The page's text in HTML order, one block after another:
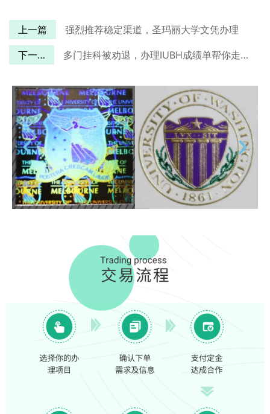
上一篇 强烈推荐稳定渠道，圣玛丽大学文凭办理
下一篇 多门挂科被劝退，办理IUBH成绩单帮你走出困境